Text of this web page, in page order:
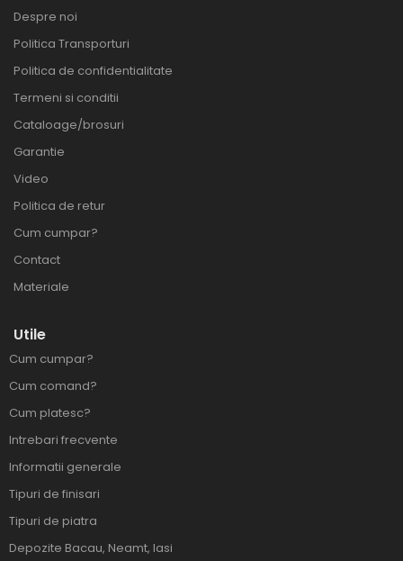
Despre noi
Politica Transporturi
Politica de confidentialitate
Termeni si conditii
Cataloage/brosuri
Garantie
Video
Politica de retur
Cum cumpar?
Contact
Materiale
Utile
Cum cumpar?
Cum comand?
Cum platesc?
Intrebari frecvente
Informatii generale
Tipuri de finisari
Tipuri de piatra
Depozite Bacau, Neamt, Iasi